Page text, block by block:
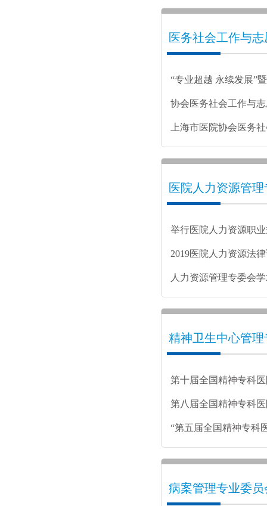
医务社会工作与
“专业超越 永续发展”
术论坛成功举办
协会医务社会工作与
选举会议暨“心之翼”
上海市医院协会医务
医院人力资源管
举行医院人力资源职
2019医院人力资源法
人力资源管理专委会
精神卫生中心管
第十届全国精神专科
第八届全国精神专科
“第五届全国精神专科
病案管理专业委员